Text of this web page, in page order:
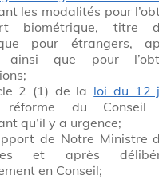
les modalités pour
biométrique, titre
pour étrangers,
ainsi que pour
2 (1) de la loi du 12
réforme du Conseil
qu’il y a urgence;
de Notre Ministre
et après
en Conseil;